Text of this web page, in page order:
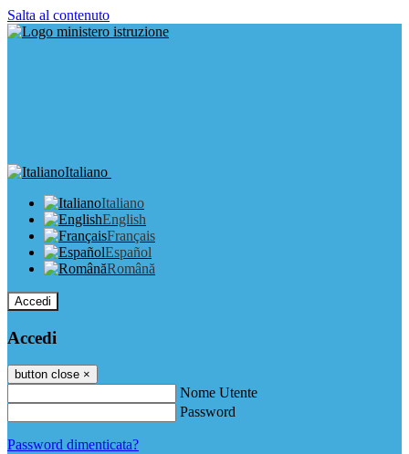
Salta al contenuto
Italiano
Italiano
English
Français
Español
Română
Accedi
Accedi
button close ×
Nome Utente
Password
Password dimenticata?